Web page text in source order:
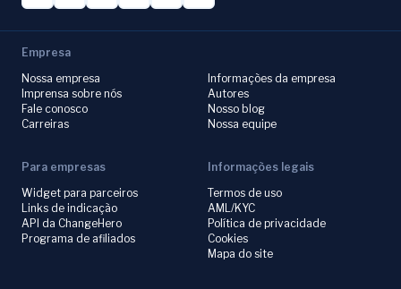
Empresa
Nossa empresa
Imprensa sobre nós
Fale conosco
Carreiras
Informações da empresa
Autores
Nosso blog
Nossa equipe
Para empresas
Widget para parceiros
Links de indicação
API da ChangeHero
Programa de afiliados
Informações legais
Termos de uso
AML/KYC
Política de privacidade
Cookies
Mapa do site